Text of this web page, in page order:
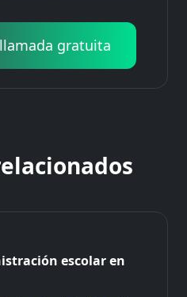
gratuita
escolar en